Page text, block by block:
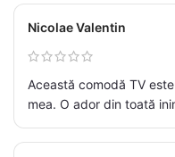
Nicolae Valentin
Această comodă TV
mea. O ador din toată